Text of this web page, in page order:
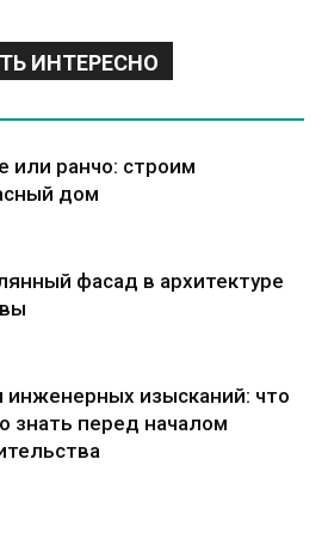
ИНТЕРЕСНО
или ранчо: строим
дом
фасад в архитектуре
изысканий: что
знать перед началом